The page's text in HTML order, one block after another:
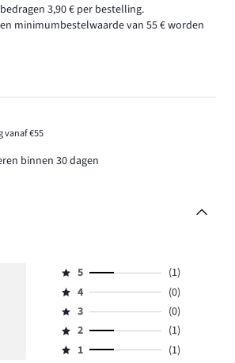
3,90 € per bestelling.
minimumbestelwaarde van 55 € worden
vanaf €55
binnen 30 dagen
Beoordeling
5,
aantal
reviews
1.
5
(1)
Beoordeling
4,
aantal
reviews
4
(0)
Beoordeling
3,
aantal
3
(0)
Beoordeling
2,
2
(1)
Beoordeling
1 (1)